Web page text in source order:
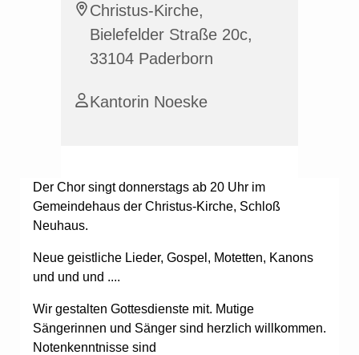
Christus-Kirche,
Bielefelder Straße 20c,
33104 Paderborn
Kantorin Noeske
Der Chor singt donnerstags ab 20 Uhr im
Gemeindehaus der Christus-Kirche, Schloß
Neuhaus.
Neue geistliche Lieder, Gospel, Motetten, Kanons
und und und ....
Wir gestalten Gottesdienste mit. Mutige
Sängerinnen und Sänger sind herzlich willkommen.
Notenkenntnisse sind